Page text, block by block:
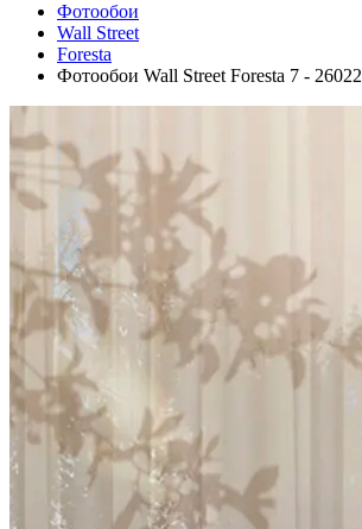
Фотообои
Wall Street
Foresta
Фотообои Wall Street Foresta 7 - 26022